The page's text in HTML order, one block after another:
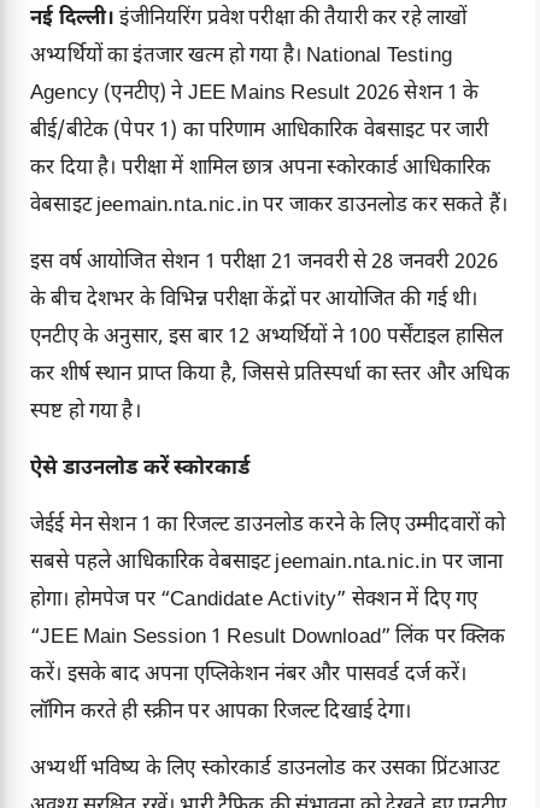
नई दिल्ली। इंजीनियरिंग प्रवेश परीक्षा की तैयारी कर रहे लाखों
अभ्यर्थियों का इंतजार खत्म हो गया है। National Testing
Agency (एनटीए) ने JEE Mains Result 2026 सेशन 1 के
बीई/बीटेक (पेपर 1) का परिणाम आधिकारिक वेबसाइट पर जारी
कर दिया है। परीक्षा में शामिल छात्र अपना स्कोरकार्ड आधिकारिक
वेबसाइट jeemain.nta.nic.in पर जाकर डाउनलोड कर सकते हैं।
इस वर्ष आयोजित सेशन 1 परीक्षा 21 जनवरी से 28 जनवरी 2026
के बीच देशभर के विभिन्न परीक्षा केंद्रों पर आयोजित की गई थी।
एनटीए के अनुसार, इस बार 12 अभ्यर्थियों ने 100 पर्सेंटाइल हासिल
कर शीर्ष स्थान प्राप्त किया है, जिससे प्रतिस्पर्धा का स्तर और अधिक
स्पष्ट हो गया है।
ऐसे डाउनलोड करें स्कोरकार्ड
जेईई मेन सेशन 1 का रिजल्ट डाउनलोड करने के लिए उम्मीदवारों को
सबसे पहले आधिकारिक वेबसाइट jeemain.nta.nic.in पर जाना
होगा। होमपेज पर “Candidate Activity” सेक्शन में दिए गए
“JEE Main Session 1 Result Download” लिंक पर क्लिक
करें। इसके बाद अपना एप्लिकेशन नंबर और पासवर्ड दर्ज करें।
लॉगिन करते ही स्क्रीन पर आपका रिजल्ट दिखाई देगा।
अभ्यर्थी भविष्य के लिए स्कोरकार्ड डाउनलोड कर उसका प्रिंटआउट